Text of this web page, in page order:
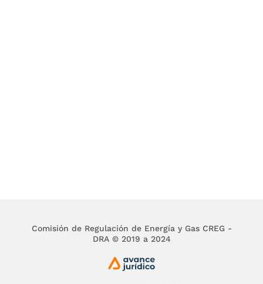
Comisión de Regulación de Energía y Gas CREG -
DRA © 2019 a 2024